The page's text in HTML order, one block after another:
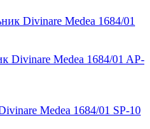
Divinare Medea 1684/01 AP-